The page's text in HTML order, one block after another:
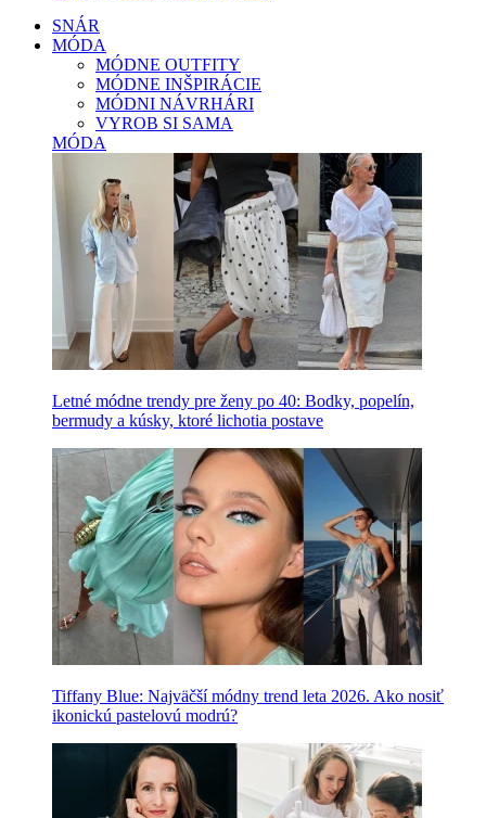
SNÁR
MÓDA
MÓDNE OUTFITY
MÓDNE INŠPIRÁCIE
MÓDNI NÁVRHÁRI
VYROB SI SAMA
MÓDA
Letné módne trendy pre ženy po 40: Bodky, popelín,
bermudy a kúsky, ktoré lichotia postave
Tiffany Blue: Najväčší módny trend leta 2026. Ako nosiť
ikonickú pastelovú modrú?